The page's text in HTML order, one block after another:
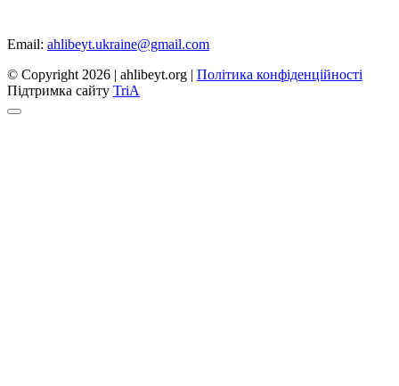
Email: ahlibeyt.ukraine@gmail.com
© Copyright 2026 | ahlibeyt.org | Політика конфіденційності
Пiдтримка сайту TriA